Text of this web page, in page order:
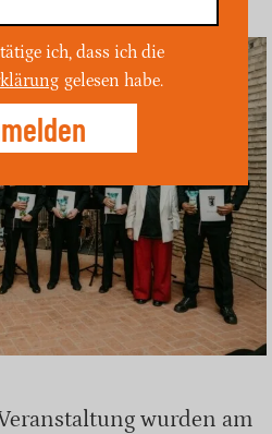
wurden am
ich, dass ich die
gelesen habe.